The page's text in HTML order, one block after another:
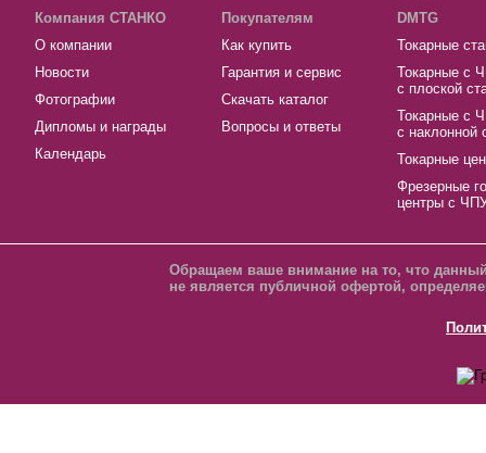
Компания СТАНКО
О компании
Новости
Фотографии
Дипломы и награды
Календарь
Покупателям
Как купить
Гарантия и сервис
Скачать каталог
Вопросы и ответы
DMTG
Токарные
Токарные с
с плоской
Токарные с
с наклонной
Токарные
Фрезерные
центры с
Обращаем ваше внимание на то, что
не является публичной офертой,